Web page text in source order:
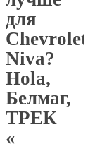
для
Chevrolet
Niva?
Hola,
Белмаг,
ТРЕК
«